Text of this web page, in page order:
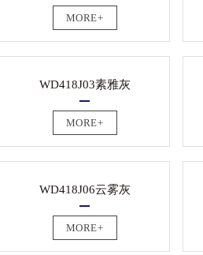
MORE+
WD418J03素雅灰
MORE+
WD418J06云雾灰
MORE+